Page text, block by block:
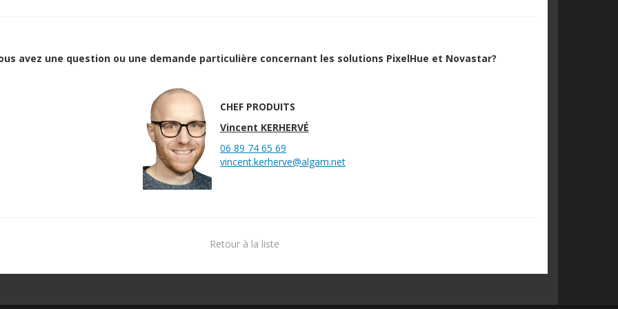
avez une question ou une demande particulière concernant les solutions PixelHue et Novastar?
CHEF PRODUITS
Vincent KERHERVÉ
06 89 74 65 69
vincent.kerherve@algam.net
Retour à la liste